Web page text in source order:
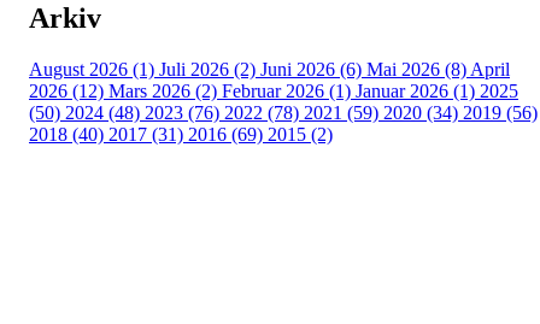
Arkiv
August 2026 (1) Juli 2026 (2) Juni 2026 (6) Mai 2026 (8) April
2026 (12) Mars 2026 (2) Februar 2026 (1) Januar 2026 (1) 2025
(50) 2024 (48) 2023 (76) 2022 (78) 2021 (59) 2020 (34) 2019 (56)
2018 (40) 2017 (31) 2016 (69) 2015 (2)